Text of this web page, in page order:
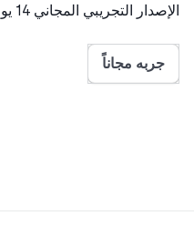
التجريبي المجاني 14 يوم – بدون شروط.
جربه مجاناً